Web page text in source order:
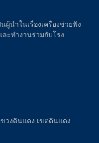
นำในเรื่องเครื่องช่วยฟัง
ะทำงานร่วมกับโรง
วงดินแดง เขตดินแดง